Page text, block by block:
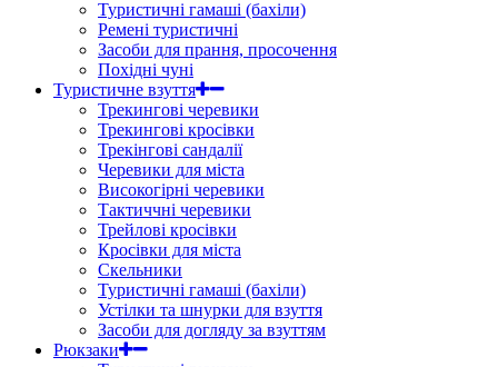
Туристичні гамаші (бахіли)
Ремені туристичні
Засоби для прання, просочення
Похідні чуні
Туристичне взуття
Трекингові черевики
Трекингові кросівки
Трекінгові сандалії
Черевики для міста
Високогірні черевики
Тактиччні черевики
Трейлові кросівки
Кросівки для міста
Скельники
Туристичні гамаші (бахіли)
Устілки та шнурки для взуття
Засоби для догляду за взуттям
Рюкзаки